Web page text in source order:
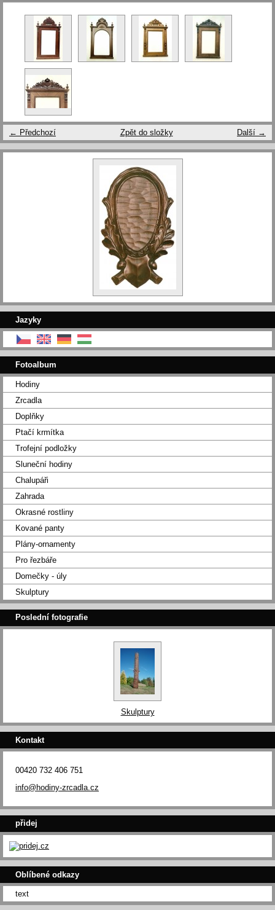
← Předchozí Další →
Zpět do složky
Jazyky
Fotoalbum
Hodiny
Zrcadla
Doplňky
Ptačí krmítka
Trofejní podložky
Sluneční hodiny
Chalupáři
Zahrada
Okrasné rostliny
Kované panty
Plány-ornamenty
Pro řezbáře
Domečky - úly
Skulptury
Poslední fotografie
Skulptury
Kontakt
00420 732 406 751
info@hodiny-zrcadla.cz
přidej
Oblíbené odkazy
text